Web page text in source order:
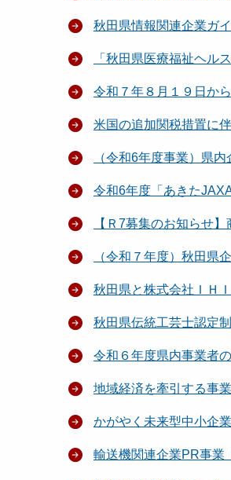
秋田県情報関連企業ガ
「秋田県医療福祉ヘル
令和７年８月１９日か
米国の追加関税措置に
（令和6年度事業）県
令和6年度「あきた
【Ｒ7募集のお知らせ
（令和７年度）秋田県
秋田県と株式会社ＩＨ
秋田県伝統工芸士認定
令和６年度県内事業者
地域経済を牽引する事
かがやく未来型中小企
輸送機関連企業PR事業